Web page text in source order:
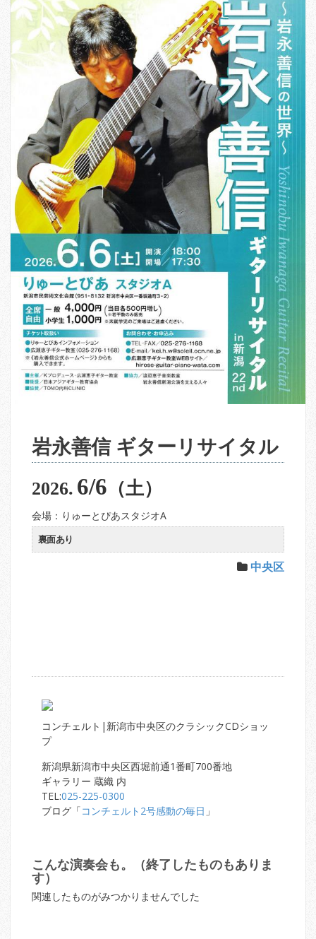
岩永善信 ギターリサイタル
2026. 6/6 （土）
会場：りゅーとぴあスタジオA
裏面あり
中央区
コンチェルト|新潟市中央区のクラシックCDショッ
プ
新潟県新潟市中央区西堀前通1番町700番地
ギャラリー 蔵織 内
TEL:025-225-0300
ブログ「コンチェルト2号感動の毎日 」
こんな演奏会も。（終了したものもありま
す）
関連したものがみつかりませんでした